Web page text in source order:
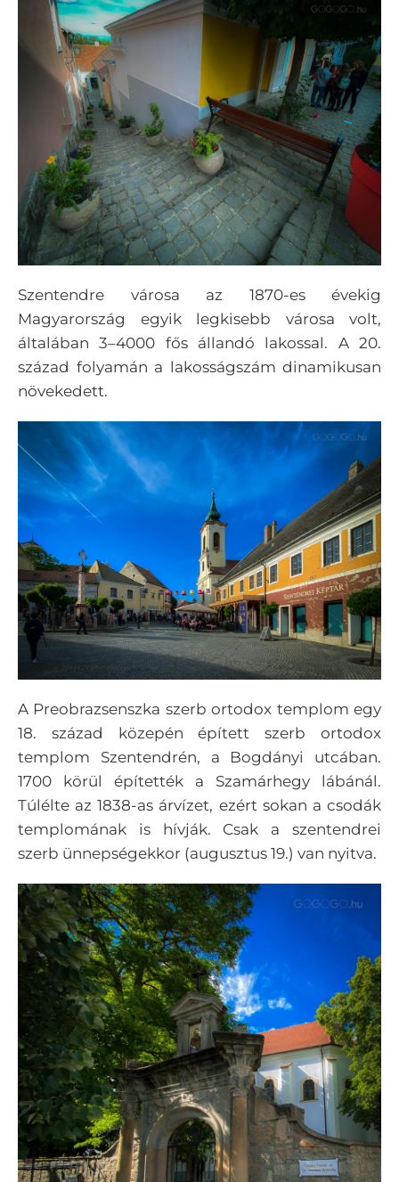
Szentendre városa az 1870-es évekig
Magyarország egyik legkisebb városa volt,
általában 3–4000 fős állandó lakossal. A 20.
század folyamán a lakosságszám dinamikusan
növekedett.
A Preobrazsenszka szerb ortodox templom egy
18. század közepén épített szerb ortodox
templom Szentendrén, a Bogdányi utcában.
1700 körül építették a Szamárhegy lábánál.
Túlélte az 1838-as árvízet, ezért sokan a csodák
templomának is hívják. Csak a szentendrei
szerb ünnepségekkor (augusztus 19.) van nyitva.